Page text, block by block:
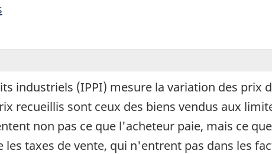
industriels (IPPI) mesure la variation des prix
recueillis sont ceux des biens vendus aux
non pas ce que l'acheteur paie, mais ce
les taxes de vente, qui n'entrent pas dans les